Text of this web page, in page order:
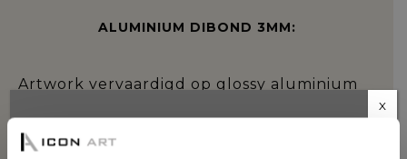
ALUMINIUM DIBOND 3MM:
Artwork vervaardigd op glossy aluminium
coating voor een duurzaam effect en extra
dieptewerking waardoor deze prachtige
5% KORTING OP JE
X